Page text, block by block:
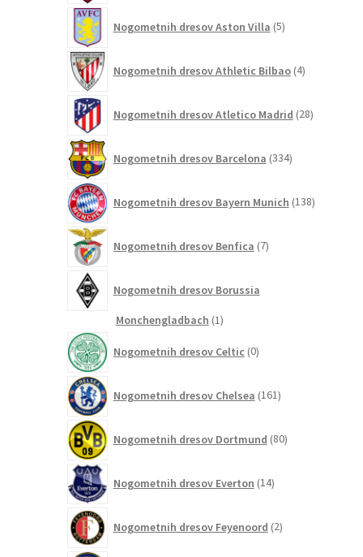
Nogometnih dresov Aston Villa 5izdelkov
Nogometnih dresov Athletic Bilbao 4izdelki
Nogometnih dresov Atletico Madrid 28izdelkov
Nogometnih dresov Barcelona 334izdelkov
Nogometnih dresov Bayern Munich 138izdelkov
Nogometnih dresov Benfica 7izdelkov
Nogometnih dresov Borussia
Monchengladbach 11
Nogometnih dresov Celtic 0izdelkov
Nogometnih dresov Chelsea 161izdelkov
Nogometnih dresov Dortmund 80izdelkov
Nogometnih dresov Everton 14izdelkov
Nogometnih dresov Feyenoord 2izdelka